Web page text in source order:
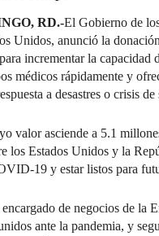
RD.-El Gobierno de
Unidos, anunció la
incrementar la
médicos rápidamente y
a desastres o crisis de
valor asciende a 5.1
los Estados Unidos y la
19 y estar listos para
de negocios de la
ante la pandemia, y